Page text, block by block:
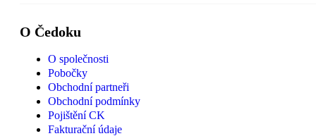
O Čedoku
O společnosti
Pobočky
Obchodní partneři
Obchodní podmínky
Pojištění CK
Fakturační údaje